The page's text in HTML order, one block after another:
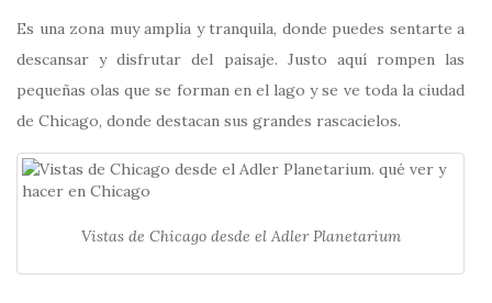
Es una zona muy amplia y tranquila, donde puedes sentarte a
descansar y disfrutar del paisaje. Justo aquí rompen las
pequeñas olas que se forman en el lago y se ve toda la ciudad
de Chicago, donde destacan sus grandes rascacielos.
Vistas de Chicago desde el Adler Planetarium